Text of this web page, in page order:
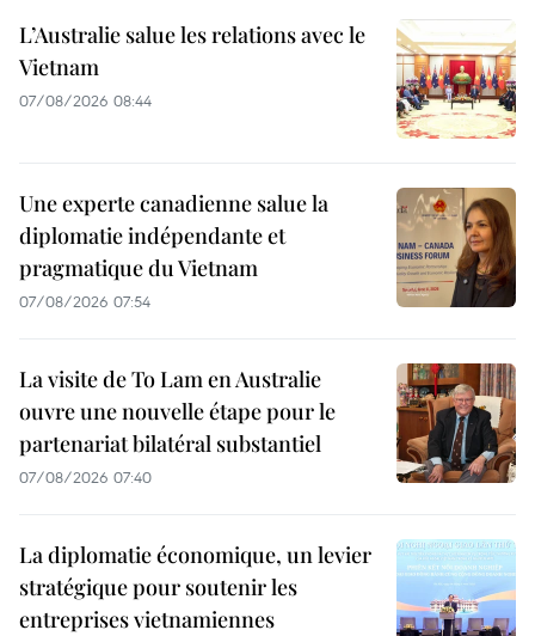
L’Australie salue les relations avec le
Vietnam
07/08/2026 08:44
Une experte canadienne salue la
diplomatie indépendante et
pragmatique du Vietnam
07/08/2026 07:54
La visite de To Lam en Australie
ouvre une nouvelle étape pour le
partenariat bilatéral substantiel
07/08/2026 07:40
La diplomatie économique, un levier
stratégique pour soutenir les
entreprises vietnamiennes